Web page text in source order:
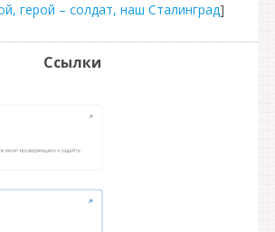
герой – солдат, наш Сталинград]
Ссылки